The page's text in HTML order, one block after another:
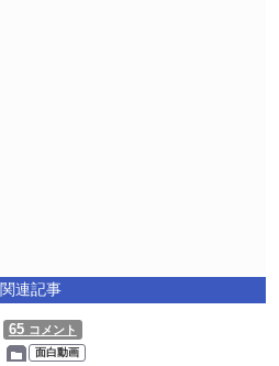
関連記事
65 コメント
面白動画